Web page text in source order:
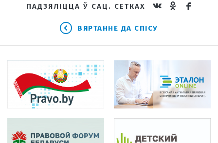
ПАДЗЯЛІЦЦА Ў САЦ. СЕТКАХ
ВЯРТАННЕ ДА СПІСУ